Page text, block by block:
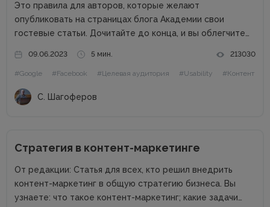
Это правила для авторов, которые желают
опубликовать на страницах блога Академии свои
гостевые статьи. Дочитайте до конца, и вы облегчите
интернет-маркетинга WebPromoExperts в цифрах: 37
000 уникальных посетителей, 90 000 подписчиков...
09.06.2023 5 мин. 213030
#Google #Facebook #Целевая аудитория #Usability #Контент
С. Шагоферов
Стратегия в контент-маркетинге
От редакции: Статья для всех, кто решил внедрить
контент-маркетинг в общую стратегию бизнеса. Вы
узнаете: что такое контент-маркетинг; какие задачи